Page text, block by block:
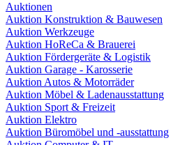
Auktionen
Auktion Konstruktion & Bauwesen
Auktion Werkzeuge
Auktion HoReCa & Brauerei
Auktion Fördergeräte & Logistik
Auktion Garage - Karosserie
Auktion Autos & Motorräder
Auktion Möbel & Ladenausstattung
Auktion Sport & Freizeit
Auktion Elektro
Auktion Büromöbel und -ausstattung